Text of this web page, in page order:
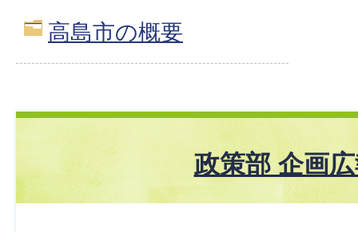
高島市の概要
政策部 企画